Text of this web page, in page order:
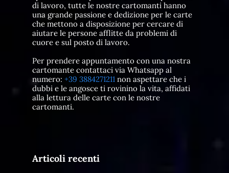
di lavoro, tutte le nostre cartomanti hanno
una grande passione e dedizione per le carte
che mettono a disposizione per cercare di
aiutare le persone afflitte da problemi di
cuore e sul posto di lavoro.
Per prendere appuntamento con una nostra
cartomante contattaci via Whatsapp al
numero: +39 3884271211non aspettare che i
dubbi e le angosce ti rovinino la vita, affidati
alla lettura delle carte con le nostre
cartomanti.
Articoli recenti